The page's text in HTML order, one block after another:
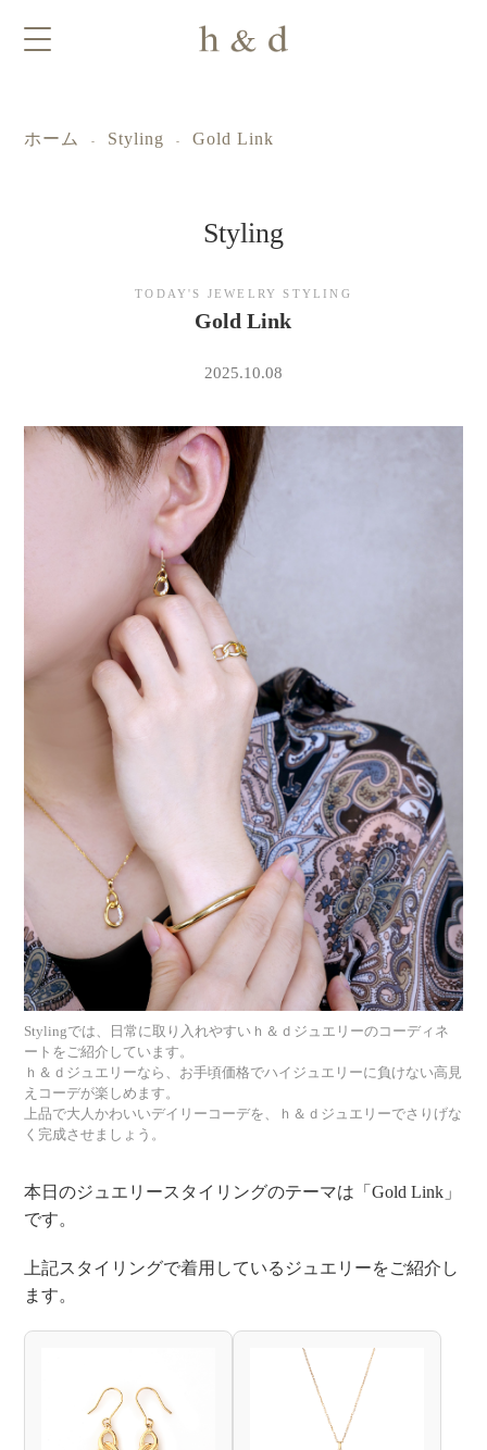
ホーム - Styling - Gold Link
Styling
ジ
リ
ー
Gold
Link
高
見
え
ス
イ
リ
ン
TODAY'S JEWELRY STYLING
Gold Link
2025.10.08
Stylingでは、日常に取り入れやすいｈ＆ｄジュエリーのコーディネ
ートをご紹介しています。
ｈ＆ｄジュエリーなら、お手頃価格でハイジュエリーに負けない高見
えコーデが楽しめます。
上品で大人かわいいデイリーコーデを、ｈ＆ｄジュエリーでさりげな
く完成させましょう。
本日のジュエリースタイリングのテーマは「Gold Link」
です。
上記スタイリングで着用しているジュエリーをご紹介し
ます。